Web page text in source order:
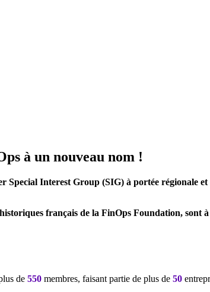
à un nouveau nom !
Interest Group (SIG) à portée régionale
français de la FinOps Foundation, sont
de 550 membres, faisant partie de plus de 50